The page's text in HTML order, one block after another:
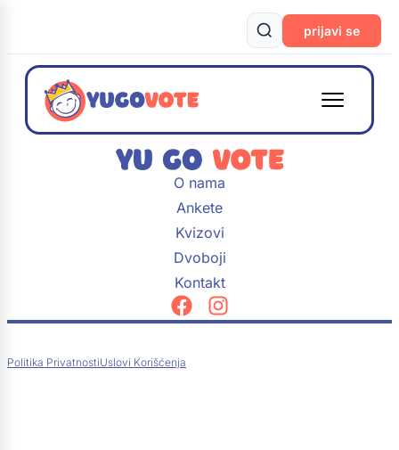
prijavi se
O nama
Ankete
Kvizovi
Dvoboji
Kontakt
Politika PrivatnostiUslovi Korišćenja